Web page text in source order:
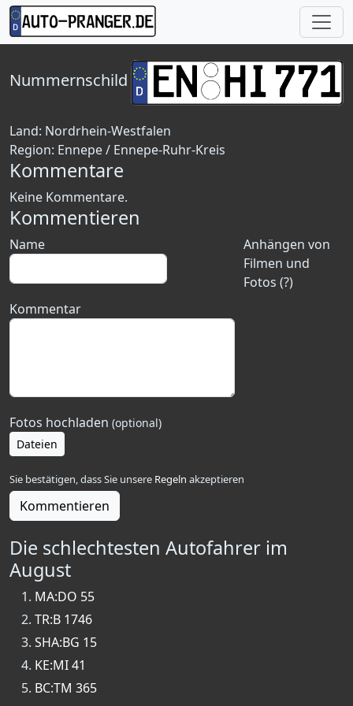
Nummernschild
Land: Nordrhein-Westfalen
Region: Ennepe / Ennepe-Ruhr-Kreis
Kommentare
Keine Kommentare.
Kommentieren
Anhängen von
Filmen und
Fotos (?)
Name
Kommentar
Fotos hochladen (optional)
Dateien
Sie bestätigen, dass Sie unsere Regeln akzeptieren
Kommentieren
Die schlechtesten Autofahrer im
August
MA:DO 55
TR:B 1746
SHA:BG 15
KE:MI 41
BC:TM 365